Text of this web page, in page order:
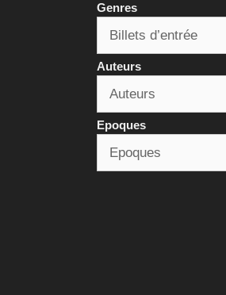
Genres
Auteurs
Epoques